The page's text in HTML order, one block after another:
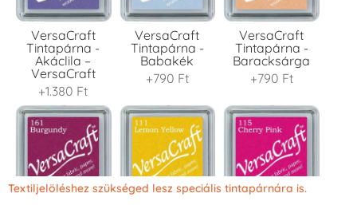
VersaCraft
Tintapárna -
Akáclila –
VersaCraft
+1.380 Ft
VersaCraft
Tintapárna -
Babakék
+790 Ft
VersaCraft
Tintapárna -
Baracksárga
+790 Ft
Textiljelöléshez szükséged lesz speciális tintapárnára is.